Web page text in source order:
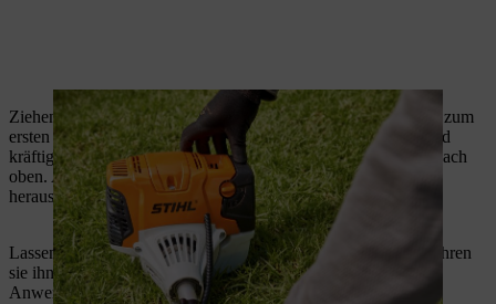
Ziehen Sie mit der rechten Hand den Anwerfgriff langsam bis zum
ersten spürbaren Anschlag heraus. Dann ziehen Sie schnell und
kräftig am Anwerfseil. Ziehen Sie dabei möglichst senkrecht nach
oben. Achten Sie darauf, das Seil nicht bis zum Seilende
herauszuziehen.
Lassen Sie den Anwerfgriff nicht zurückschnellen, sondern führen
sie ihn entgegen der Ausziehrichtung zurück, damit sich das
Anwerfseil richtig aufwickeln kann.